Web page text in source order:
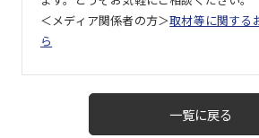
＜メディア関係者の方＞取材等に関する
ら
一覧に戻る